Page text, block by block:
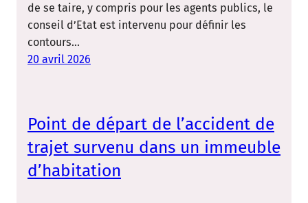
de se taire, y compris pour les agents publics, le
conseil d’Etat est intervenu pour définir les
contours…
20 avril 2026
Point de départ de l’accident de
trajet survenu dans un immeuble
d’habitation